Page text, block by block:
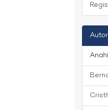
Autor